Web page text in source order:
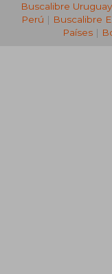
Buscalibre Uruguay
Perú | Buscalibre
Países |